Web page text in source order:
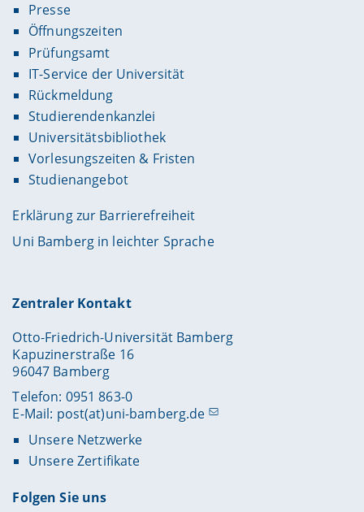
Presse
Öffnungszeiten
Prüfungsamt
IT-Service der Universität
Rückmeldung
Studierendenkanzlei
Universitätsbibliothek
Vorlesungszeiten & Fristen
Studienangebot
Erklärung zur Barrierefreiheit
Uni Bamberg in leichter Sprache
Zentraler Kontakt
Otto-Friedrich-Universität Bamberg
Kapuzinerstraße 16
96047 Bamberg
Telefon: 0951 863-0
E-Mail: post(at)uni-bamberg.de
Unsere Netzwerke
Unsere Zertifikate
Folgen Sie uns